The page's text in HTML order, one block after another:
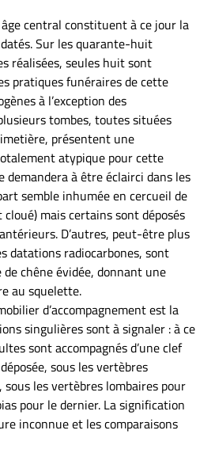
central constituent à ce jour la
Sur les quarante-huit
réalisées, seules huit sont
pratiques funéraires de cette
à l’exception des
tombes, toutes situées
présentent une
atypique pour cette
demandera à être éclairci dans les
semble inhumée en cercueil de
mais certains sont déposés
D’autres, peut-être plus
datations radiocarbones, sont
chêne évidée, donnant une
au squelette.
d’accompagnement est la
singulières sont à signaler : à ce
sont accompagnés d’une clef
sous les vertèbres
sous les vertèbres lombaires pour
pour le dernier. La signification
inconnue et les comparaisons